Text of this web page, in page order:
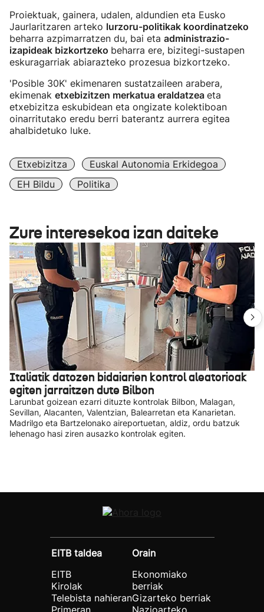
Proiektuak, gainera, udalen, aldundien eta Eusko
Jaurlaritzaren arteko lurzoru-politikak koordinatzeko
beharra azpimarratzen du, bai eta administrazio-
izapideak bizkortzeko beharra ere, bizitegi-sustapen
eskuragarriak abiarazteko prozesua bizkortzeko.
'Posible 30K' ekimenaren sustatzaileen arabera,
ekimenak etxebizitzen merkatua eraldatzea eta
etxebizitza eskubidean eta ongizate kolektiboan
oinarritutako eredu berri baterantz aurrera egitea
ahalbidetuko luke.
Etxebizitza
Euskal Autonomia Erkidegoa
EH Bildu
Politika
Zure interesekoa izan daiteke
Italiatik datozen bidaiarien kontrol aleatorioak
egiten jarraitzen dute Bilbon
Larunbat goizean ezarri dituzte kontrolak Bilbon, Malagan,
Sevillan, Alacanten, Valentzian, Balearretan eta Kanarietan.
Madrilgo eta Bartzelonako aireportuetan, aldiz, ordu batzuk
lehenago hasi ziren ausazko kontrolak egiten.
EITB taldea
EITB
Kirolak
Telebista nahieran
Primeran
Orain
Ekonomiako
berriak
Gizarteko berriak
Nazioarteko